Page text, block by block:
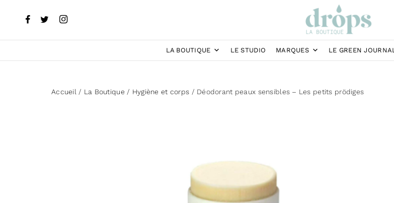
LA BOUTIQUE LE STUDIO MARQUES LE GREEN JOURNAL
Accueil / La Boutique / Hygiène et corps / Déodorant peaux sensibles – Les petits prödiges